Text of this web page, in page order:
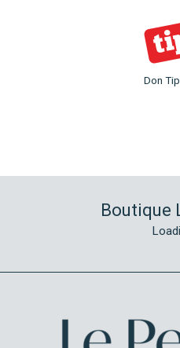
Don
Boutique